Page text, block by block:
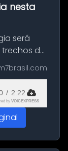
nesta
será
de
(21).
a
/ 2:22
by VOICEXPRESS